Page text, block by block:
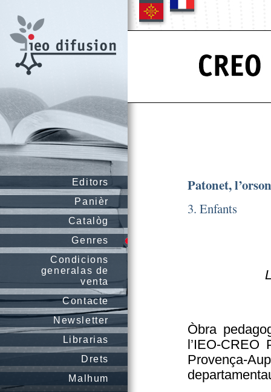
Editors
Panièr
Catalòg
Genres
Condicions
generalas de
venta
Contacte
Newsletter
Librarias
Drets
Malhum
Patonet,
3. Enfants
Òbra
l’IEO-
Provença-